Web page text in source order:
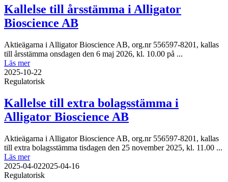
Kallelse till årsstämma i Alligator
Bioscience AB
Aktieägarna i Alligator Bioscience AB, org.nr 556597-8201, kallas
till årsstämma onsdagen den 6 maj 2026, kl. 10.00 på ...
Läs mer
2025-10-22
Regulatorisk
Kallelse till extra bolagsstämma i
Alligator Bioscience AB
Aktieägarna i Alligator Bioscience AB, org.nr 556597-8201, kallas
till extra bolagsstämma tisdagen den 25 november 2025, kl. 11.00 ...
Läs mer
2025-04-022025-04-16
Regulatorisk